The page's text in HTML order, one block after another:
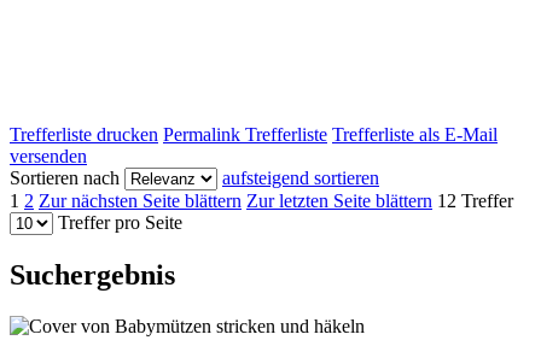
Trefferliste drucken Permalink Trefferliste Trefferliste als E-Mail
versenden
Sortieren nach
aufsteigend sortieren
1 2 Zur nächsten Seite blättern Zur letzten Seite blättern 12 Treffer
Treffer pro Seite
Suchergebnis